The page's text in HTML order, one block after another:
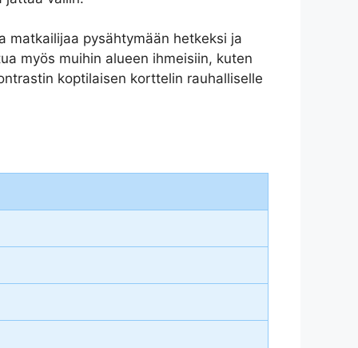
matkailijaa pysähtymään hetkeksi ja
myös muihin alueen ihmeisiin, kuten
koptilaisen korttelin rauhalliselle